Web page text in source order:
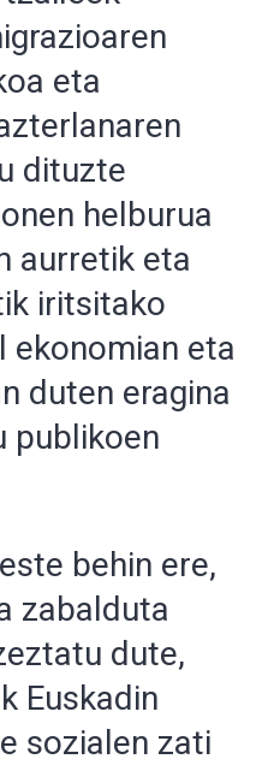
eta
dituzte
helburua
aurretik eta
iritsitako
ekonomian eta
duten eragina
publikoen
behin ere,
zabalduta
dute,
Euskadin
sozialen zati